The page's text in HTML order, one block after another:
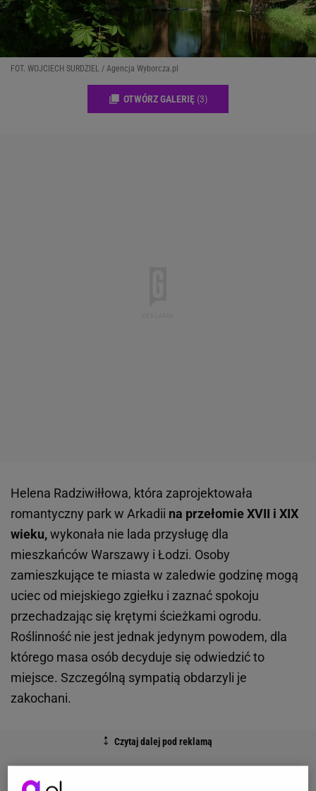
FOT. WOJCIECH SURDZIEL / Agencja Wyborcza.pl
OTWÓRZ GALERIĘ (3)
Helena Radziwiłłowa, która zaprojektowała
romantyczny park w Arkadii na przełomie XVII i XIX
wieku,wykonała nie lada przysługę dla
mieszkańców Warszawy i Łodzi. Osoby
zamieszkujące te miasta w zaledwie godzinę mogą
uciec od miejskiego zgiełku i zaznać spokoju
przechadzając się krętymi ścieżkami ogrodu.
Roślinność nie jest jednak jedynym powodem, dla
którego masa osób decyduje się odwiedzić to
miejsce. Szczególną sympatią obdarzyli je
zakochani.